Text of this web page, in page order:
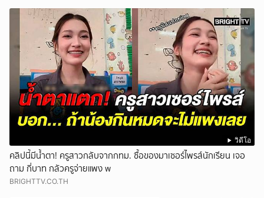
วิดีโอ
คลิปนี้มีน้ำตา! ครูสาวกลับจากกทม. ซื้อของมาเซอร์ไพรส์นักเรียน เจอ
ถาม กี่บาท กลัวครูจ่ายแพง w
BRIGHTTV.CO.TH